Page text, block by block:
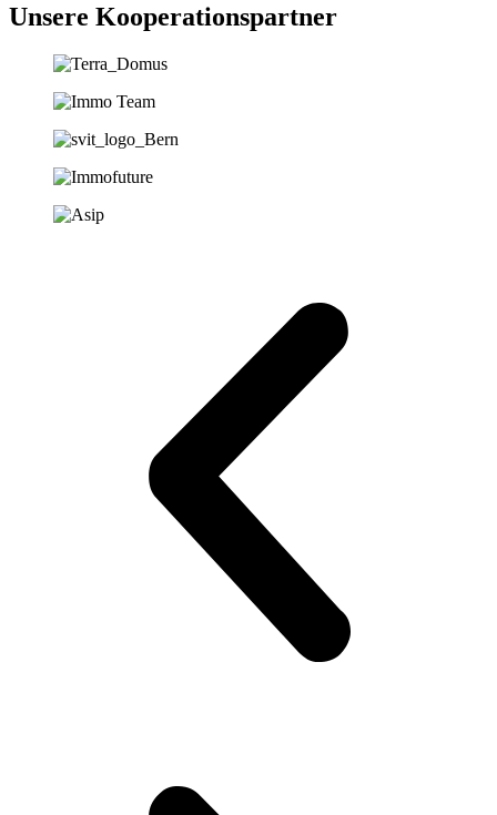
Unsere Koopera­tions­partner